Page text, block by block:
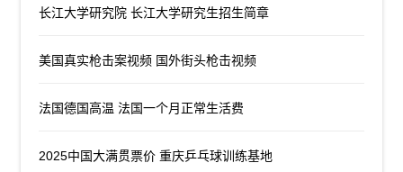
长江大学研究院 长江大学研究生招生简章
美国真实枪击案视频 国外街头枪击视频
法国德国高温 法国一个月正常生活费
2025中国大满贯票价 重庆乒乓球训练基地